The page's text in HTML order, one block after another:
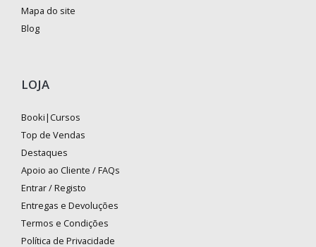
Mapa do site
Blog
LOJA
Booki|Cursos
Top de Vendas
Destaques
Apoio ao Cliente / FAQs
Entrar / Registo
Entregas e Devoluções
Termos e Condições
Política de Privacidade